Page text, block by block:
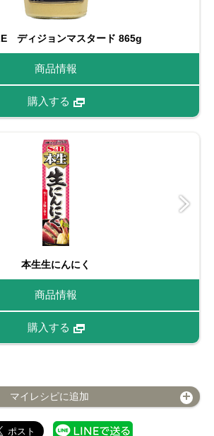
ディジョンマスタード 865g
商品情報
購入する
本生生にんにく
商品情報
購入する
マイレシピに追加